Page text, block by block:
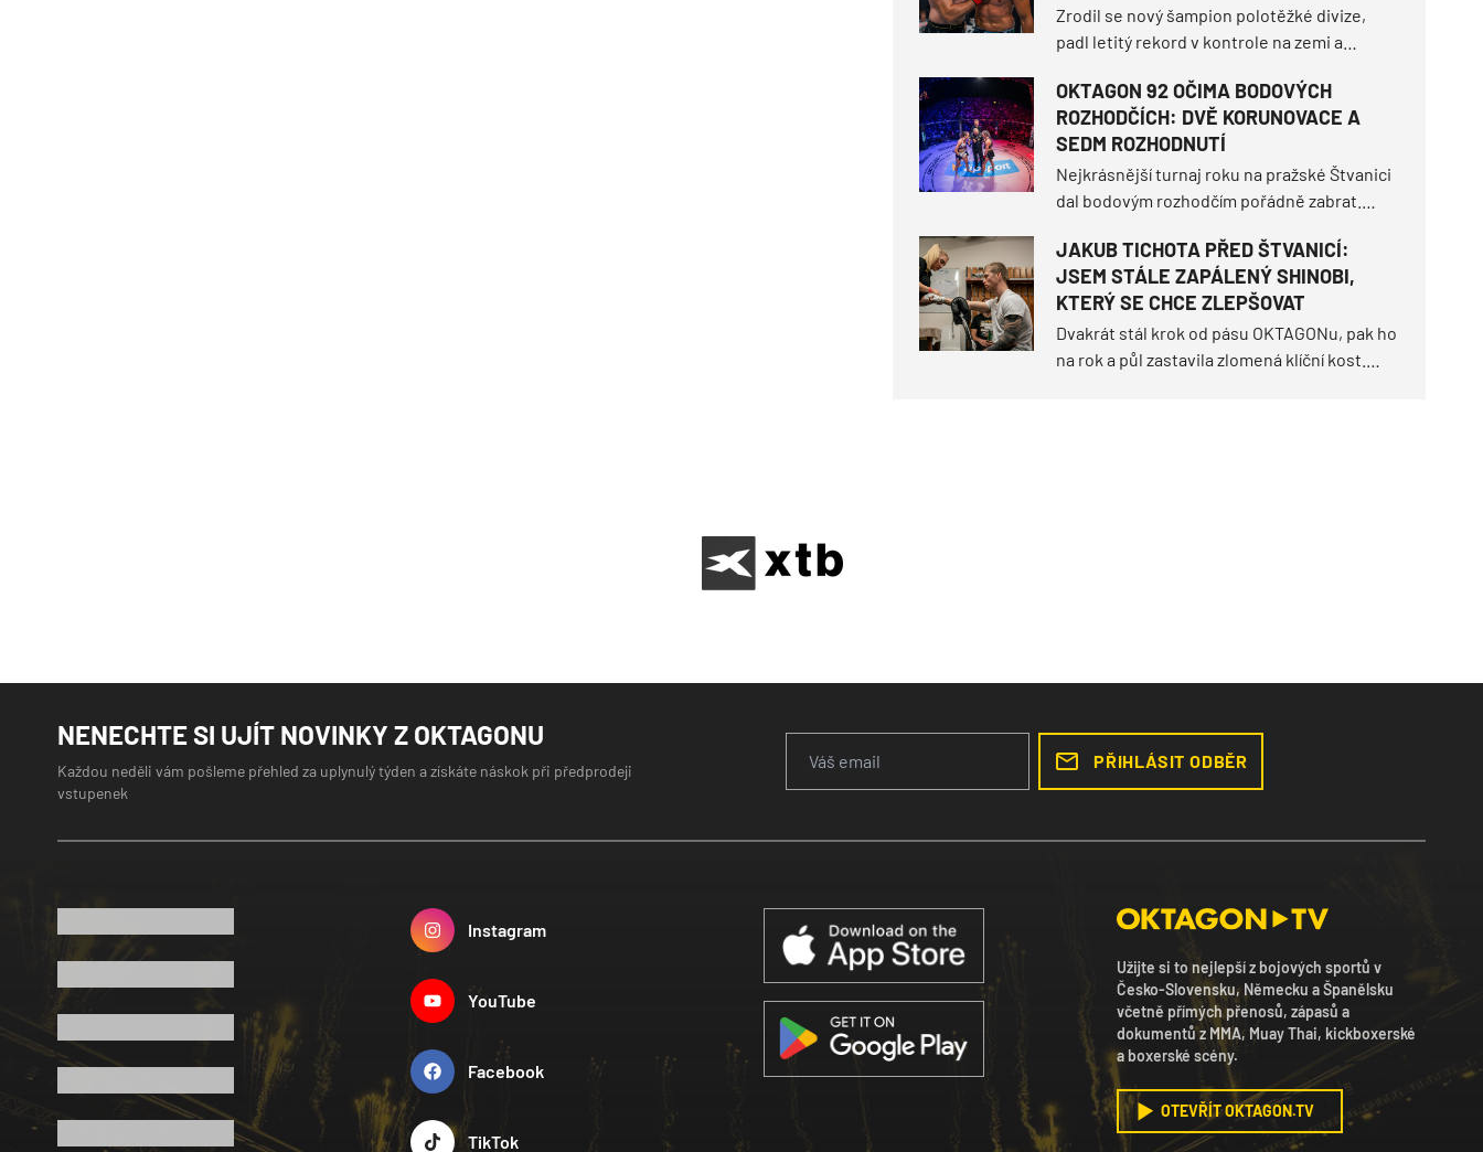
vstoupily do historie.
Zrodil se nový šampion polotěžké divize,
padl letitý rekord v kontrole na zemi a
nejtěžší zápas své kariéry. Jak turnaj
zamíchal světovým žebříčkem a jaké další
momenty definovaly tuhle
nezapomenutelnou noc?
OKTAGON 92 OČIMA BODOVÝCH
ROZHODČÍCH: DVĚ KORUNOVACE A
SEDM ROZHODNUTÍ
Nejkrásnější turnaj roku na pražské Štvanici
dal bodovým rozhodčím pořádně zabrat.
limitem, ale hned sedm z deseti duelů
muselo nakonec rozseknout skóre na
kartách.
JAKUB TICHOTA PŘED ŠTVANICÍ:
JSEM STÁLE ZAPÁLENÝ SHINOBI,
KTERÝ SE CHCE ZLEPŠOVAT
Dvakrát stál krok od pásu OKTAGONu, pak ho
na rok a půl zastavila zlomená klíční kost.
NENECHTE SI UJÍT NOVINKY Z OKTAGONU
Každou neděli vám pošleme přehled za uplynulý týden a získáte náskok při předprodeji
vstupenek
PŘIHLÁSIT ODBĚR
Instagram
YouTube
Facebook
TikTok
Užijte si to nejlepší z bojových sportů v
Česko-Slovensku, Německu a Španělsku
včetně přímých přenosů, zápasů a
dokumentů z MMA, Muay Thai, kickboxerské
a boxerské scény.
OTEVŘÍT OKTAGON.TV